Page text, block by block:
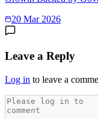
20 Mar 2026
Leave a Reply
Log in to leave a